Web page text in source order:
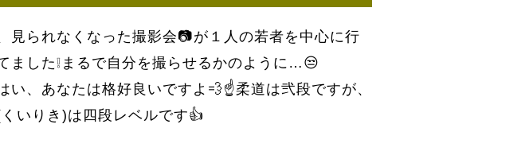
見られなくなった撮影会📷が１人の若者を中心に行
ました❕まるで自分を撮らせるかのように…😒
い、あなたは格好良いですよ💨☝柔道は弐段ですが、
いりき)は四段レベルです👍